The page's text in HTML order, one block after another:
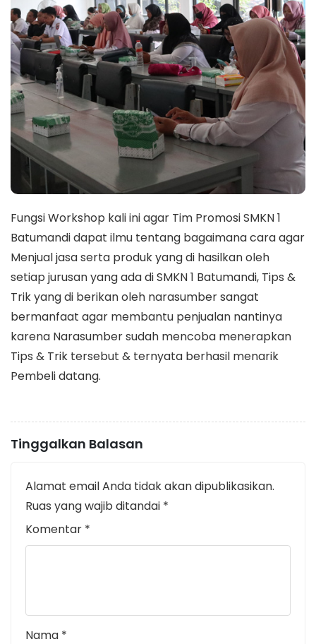
Fungsi Workshop kali ini agar Tim Promosi SMKN 1
Batumandi dapat ilmu tentang bagaimana cara agar
Menjual jasa serta produk yang di hasilkan oleh
setiap jurusan yang ada di SMKN 1 Batumandi, Tips &
Trik yang di berikan oleh narasumber sangat
bermanfaat agar membantu penjualan nantinya
karena Narasumber sudah mencoba menerapkan
Tips & Trik tersebut & ternyata berhasil menarik
Pembeli datang.
Tinggalkan Balasan
Alamat email Anda tidak akan dipublikasikan.
Ruas yang wajib ditandai *
Komentar *
Nama *